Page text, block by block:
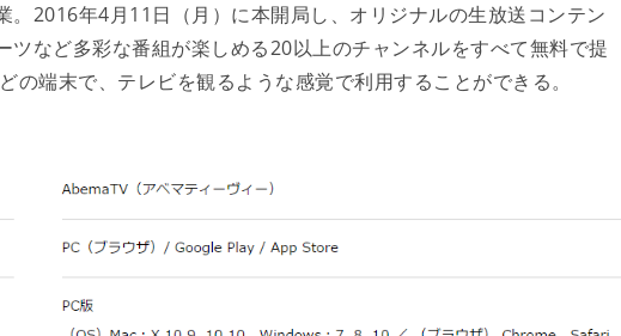
。2016年4月11日（月）に本開局し、オリジナルの生放送コンテン
ツなど多彩な番組が楽しめる20以上のチャンネルをすべて無料で提
の端末で、テレビを観るような感覚で利用することができる。